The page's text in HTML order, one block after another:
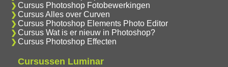
Cursus Photoshop Fotobewerkingen
Cursus Alles over Curven
Cursus Photoshop Elements Photo Editor
Cursus Wat is er nieuw in Photoshop?
Cursus Photoshop Effecten
Cursussen Luminar